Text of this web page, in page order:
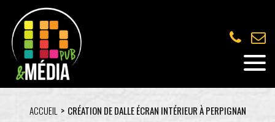
ACCUEIL CRÉATION DE DALLE ÉCRAN INTÉRIEUR À PERPIGNAN